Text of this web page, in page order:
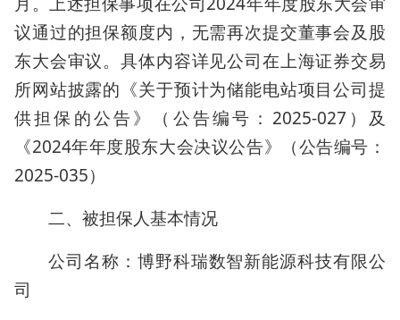
议通过的担保额度内，无需再次提交董事会及股
东大会审议。具体内容详见公司在上海证券交易
所网站披露的《关于预计为储能电站项目公司提
供担保的公告》（公告编号：2025-027）及
《2024年年度股东大会决议公告》（公告编号：
2025-035）
二、被担保人基本情况
公司名称：博野科瑞数智新能源科技有限公
司